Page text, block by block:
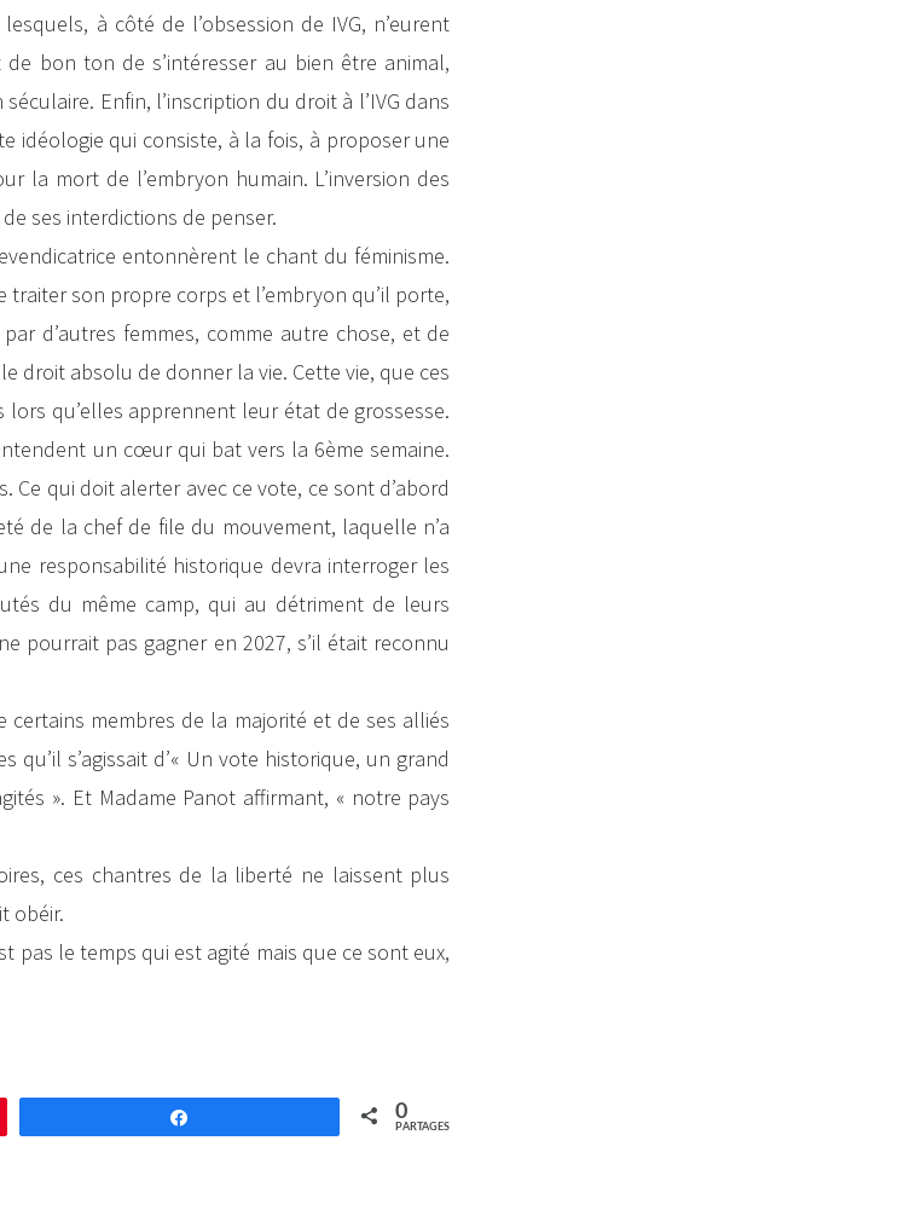
à côté de l’obsession de IVG, n’eurent
bon ton de s’intéresser au bien être animal,
Enfin, l’inscription du droit à l’IVG dans
idéologie qui consiste, à la fois, à proposer une
la mort de l’embryon humain. L’inversion des
ses interdictions de penser.
entonnèrent le chant du féminisme.
son propre corps et l’embryon qu’il porte,
d’autres femmes, comme autre chose, et de
droit absolu de donner la vie. Cette vie, que ces
qu’elles apprennent leur état de grossesse.
un cœur qui bat vers la 6ème semaine.
qui doit alerter avec ce vote, ce sont d’abord
de la chef de file du mouvement, laquelle n’a
responsabilité historique devra interroger les
du même camp, qui au détriment de leurs
pourrait pas gagner en 2027, s’il était reconnu
membres de la majorité et de ses alliés
qu’il s’agissait d’« Un vote historique, un grand
». Et Madame Panot affirmant, « notre pays
ces chantres de la liberté ne laissent plus
obéir.
pas le temps qui est agité mais que ce sont eux,
0
PARTAGES